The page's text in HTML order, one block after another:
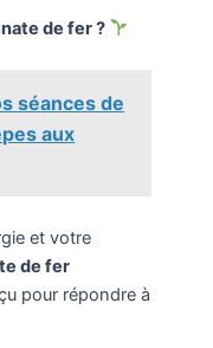
de fer ?
séances de
aux
et votre
de fer
pour répondre à